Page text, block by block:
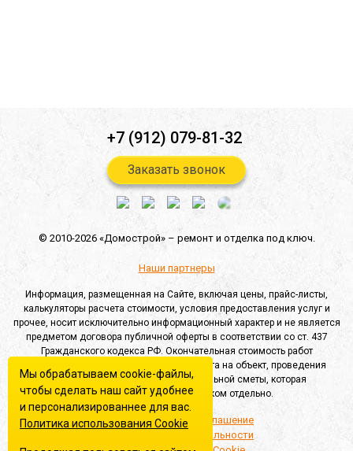
© 2010-2026 «Домострой» – ремонт и отделка под ключ.
Наши партнеры
+7 (912) 079-81-32
Заказать звонок
Информация, размещенная на Сайте, включая цены, прайс-листы,
калькуляторы расчета стоимости, условия предоставления услуг и
прочее, носит исключительно информационный характер и не является
предметом договора публичной оферты в соответствии со ст. 437
Гражданского кодекса РФ. Окончательная стоимость работ
определяется после выезда специалиста на объект, проведения
замеров и составления индивидуальной сметы, которая
согласовывается с Заказчиком отдельно.
Пользовательское соглашение
Политика конфиденциальности
Мы обрабатываем cookie-файлы,
чтобы сделать наш сайт удобнее
и персонализированнее для вас.
Политика использования Сookie